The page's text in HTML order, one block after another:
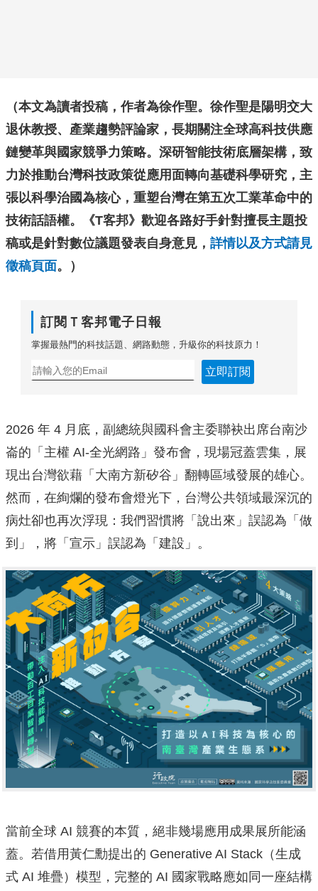
（本文為讀者投稿， 作者為徐作聖。徐作聖是陽明交大
退休教授、 產業趨勢評論家，長期關注全球高科技供應
鏈變革與國家競爭力策略。深研智能技術底層架構，致
力於推動台灣科技政策從應用面轉向基礎科學研究，主
張以科學治國為核心，重塑台灣在第五次工業革命中的
技術話語權。
《T客邦》歡迎各路好手針對擅長主題投
稿或是針對數位議題發表自身意見， 詳情以及方式請見
徵稿頁面。）
訂閱Ｔ客邦電子日報
掌握最熱門的科技話題、網路動態，升級你的科技原力！
立即訂閱
2026 年 4 月底，副總統與國科會主委聯袂出席台南沙
崙的「主權 AI-全光網路」發布會，現場冠蓋雲集，展
現出台灣欲藉「大南方新矽谷」翻轉區域發展的雄心。
然而，在絢爛的發布會燈光下，台灣公共領域最深沉的
病灶卻也再次浮現：我們習慣將「說出來」誤認為「做
到」，將「宣示」誤認為「建設」。
當前全球 AI 競賽的本質，絕非幾場應用成果展所能涵
蓋。若借用黃仁勳提出的 Generative AI Stack（生成
式 AI 堆疊）模型，完整的 AI 國家戰略應如同一座結構